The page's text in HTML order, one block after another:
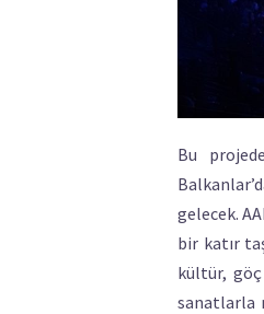
Bu
gelecek.
bir katır
kültür, göç
sanatlarla